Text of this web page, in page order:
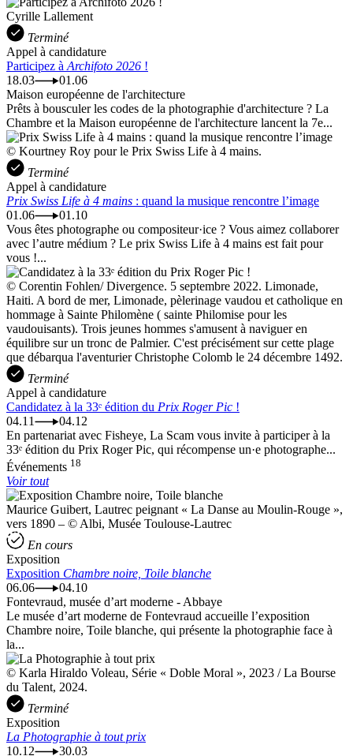
Cyrille Lallement
Terminé
Appel à candidature
Participez à Archifoto 2026 !
18.03
01.06
Maison européenne de l'architecture
Prêts à bousculer les codes de la photographie d'architecture ? La
Chambre et la Maison européenne de l'architecture lancent la 7e...
© Kourtney Roy pour le Prix Swiss Life à 4 mains.
Terminé
Appel à candidature
Prix Swiss Life à 4 mains : quand la musique rencontre l’image
01.06
01.10
Vous êtes photographe ou compositeur·ice ? Vous aimez collaborer
avec l’autre médium ? Le prix Swiss Life à 4 mains est fait pour
vous !...
© Corentin Fohlen/ Divergence. 5 septembre 2022. Limonade,
Haiti. A bord de mer, Limonade, pèlerinage vaudou et catholique en
hommage à Sainte Philomène ( sainte Philomise pour les
vaudouisants). Trois jeunes hommes s'amusent à naviguer en
équilibre sur un tronc de Palmier. C'est précisément sur cette plage
que débarqua l'aventurier Christophe Colomb le 24 décembre 1492.
Terminé
Appel à candidature
Candidatez à la 33ᵉ édition du Prix Roger Pic !
04.11
04.12
En partenariat avec Fisheye, La Scam vous invite à participer à la
33ᵉ édition du Prix Roger Pic, qui récompense un·e photographe...
Événements 18
Voir tout
Maurice Guibert, Lautrec peignant « La Danse au Moulin-Rouge »,
vers 1890 – © Albi, Musée Toulouse-Lautrec
En cours
Exposition
Exposition Chambre noire, Toile blanche
06.06
04.10
Fontevraud, musée d’art moderne - Abbaye
Le musée d’art moderne de Fontevraud accueille l’exposition
Chambre noire, Toile blanche, qui présente la photographie face à
la...
© Karla Hiraldo Voleau, Série « Doble Moral », 2023 / La Bourse
du Talent, 2024.
Terminé
Exposition
La Photographie à tout prix
10.12
30.03